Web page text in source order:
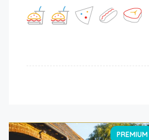
PREMIUM